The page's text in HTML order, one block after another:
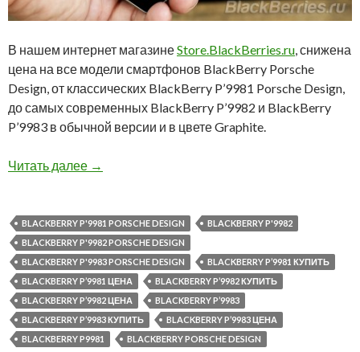
В нашем интернет магазинеStore.BlackBerries.ru, снижена
цена на все модели смартфонов BlackBerry Porsche
Design, от классических BlackBerry P’9981 Porsche Design,
до самых современных BlackBerry P’9982 и BlackBerry
P’9983 в обычной версии и в цвете Graphite.
Читать далее Снижена цена на смартфоны BlackBerry
→
BLACKBERRY P'9981 PORSCHE DESIGN
BLACKBERRY P'9982
BLACKBERRY P'9982 PORSCHE DESIGN
BLACKBERRY P'9983 PORSCHE DESIGN
BLACKBERRY P’9981 КУПИТЬ
BLACKBERRY P’9981 ЦЕНА
BLACKBERRY P’9982 КУПИТЬ
BLACKBERRY P’9982 ЦЕНА
BLACKBERRY P’9983
BLACKBERRY P’9983 КУПИТЬ
BLACKBERRY P’9983 ЦЕНА
BLACKBERRY P9981
BLACKBERRY PORSCHE DESIGN